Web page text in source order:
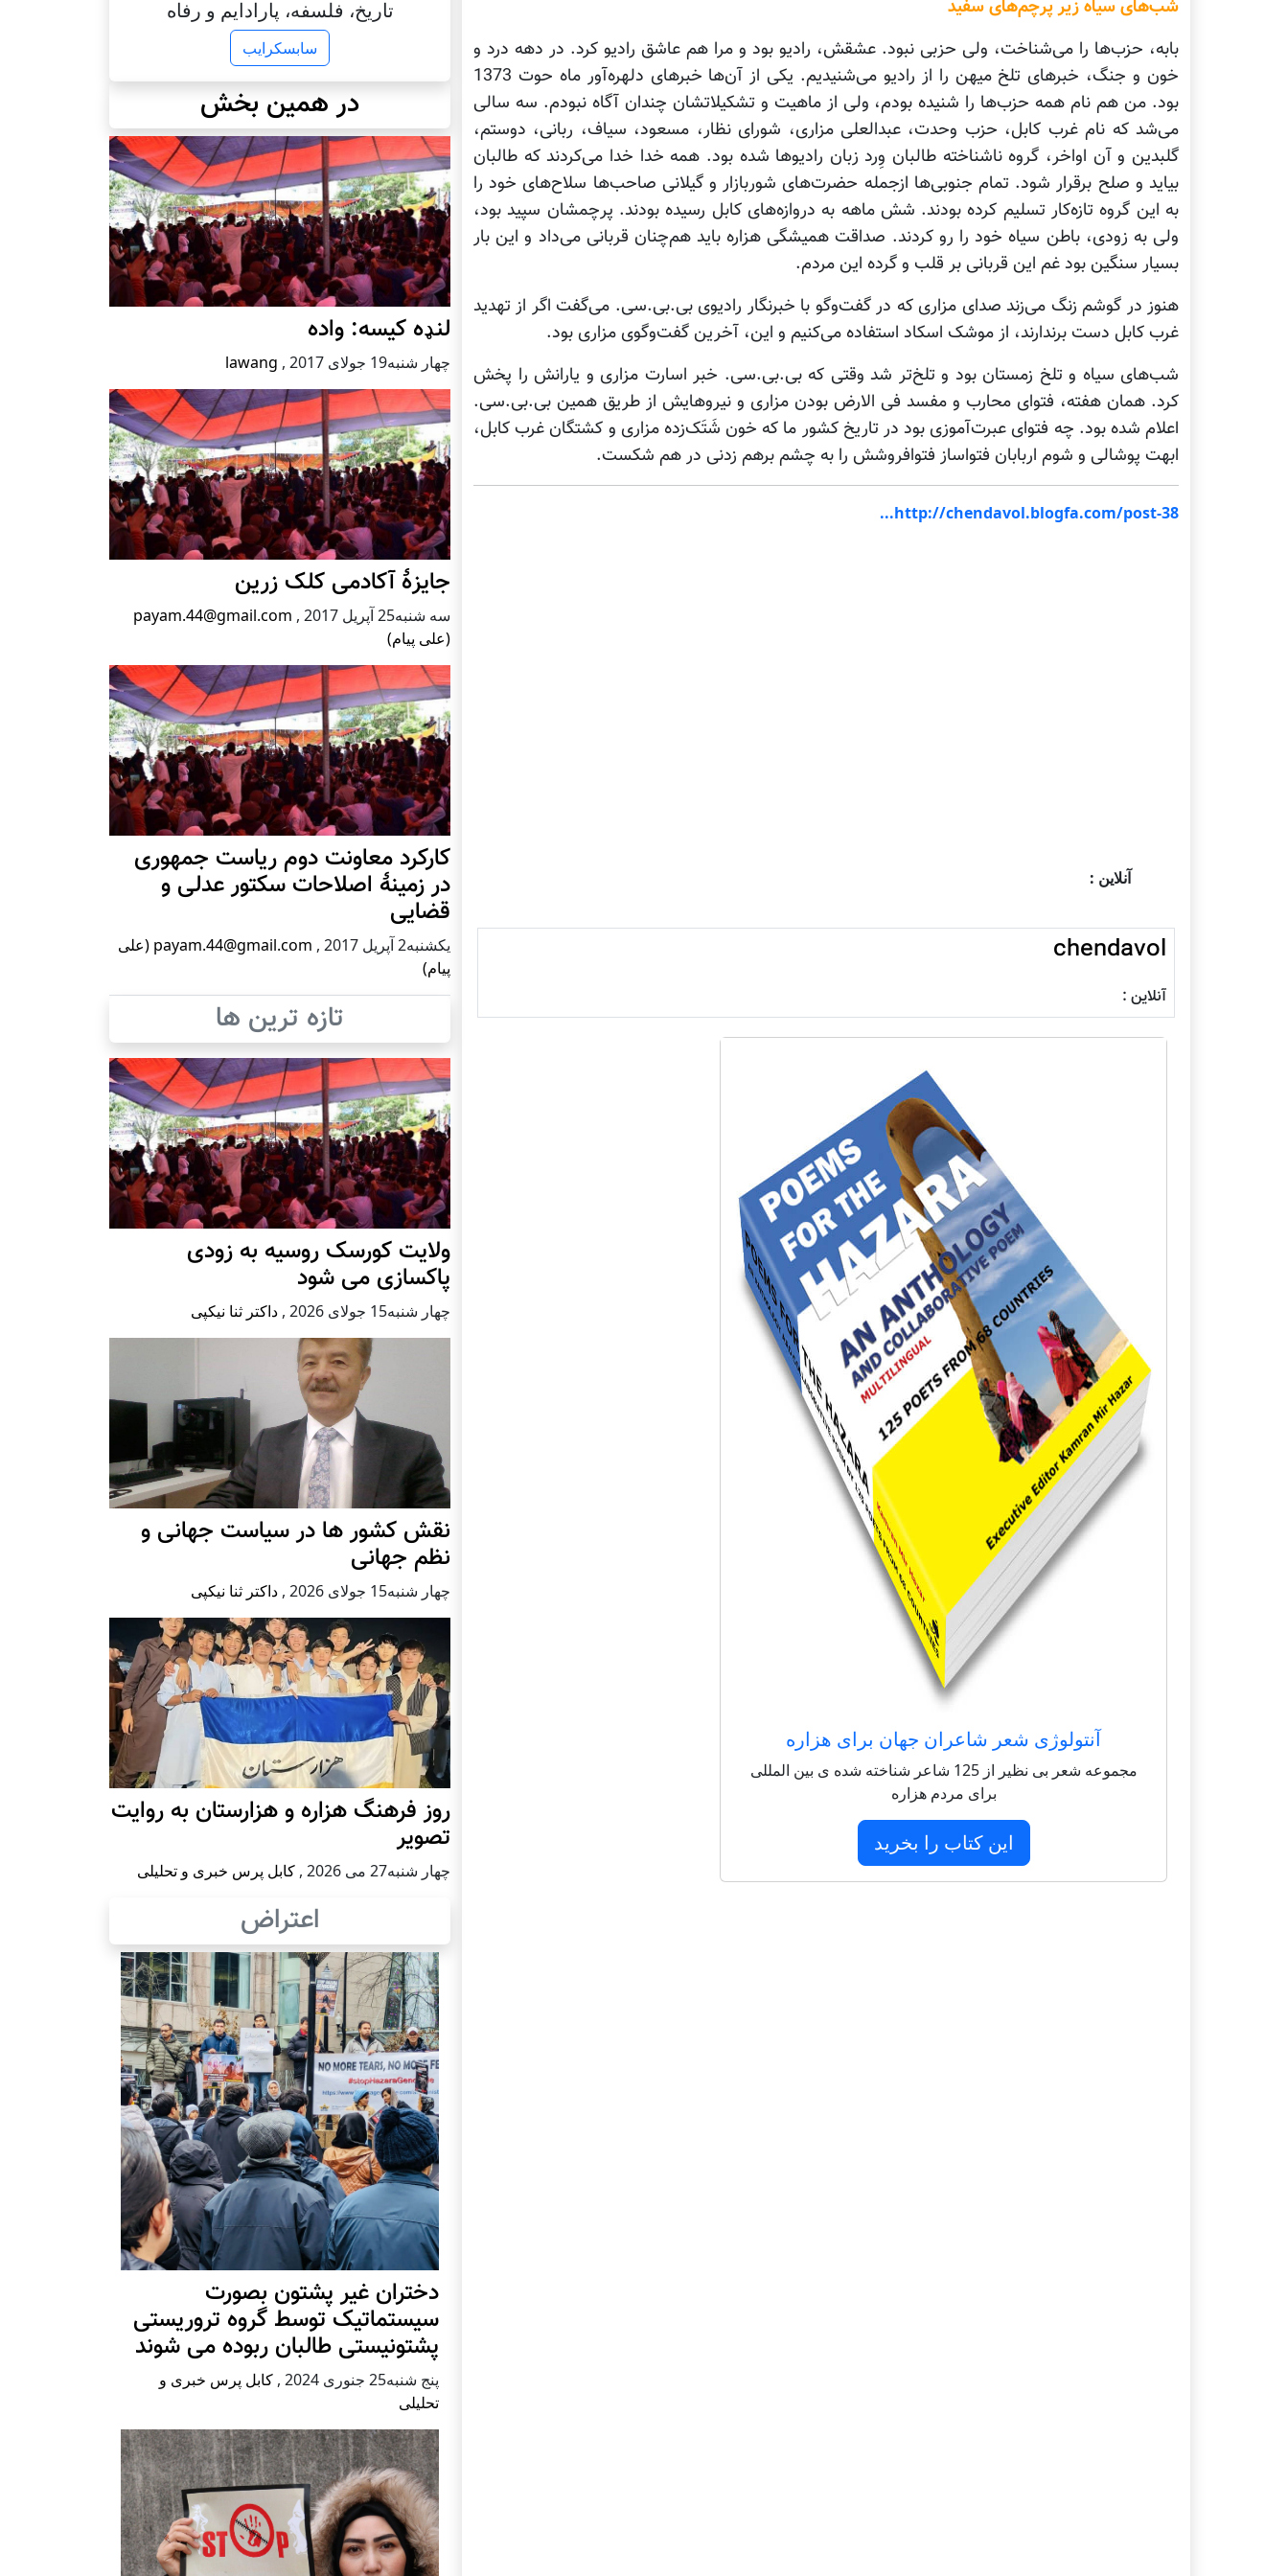
شب‌های سیاه زیر پرچم‌های سفید
بابه، حزب‌ها را می‌شناخت، ولی حزبی نبود. عشقش، رادیو بود و مرا هم عاشق رادیو کرد. در دهه درد و
خون و جنگ، خبرهای تلخ میهن را از رادیو می‌شنیدیم. یکی از آن‌ها خبرهای دلهره‌آور ماه حوت 1373
بود. من هم نام همه حزب‌ها را شنیده بودم، ولی از ماهیت و تشکیلاتشان چندان آگاه نبودم. سه سالی
می‌شد که نام غرب کابل، حزب وحدت، عبدالعلی مزاری، شورای نظار، مسعود، سیاف، ربانی، دوستم،
گلبدین و آن اواخر، گروه ناشناخته طالبان وِرد زبان رادیوها شده بود. همه خدا خدا می‌کردند که طالبان
بیاید و صلح برقرار شود. تمام جنوبی‌ها ازجمله حضرت‌های شوربازار و گیلانی صاحب‌ها سلاح‌های خود را
به این گروه تازه‌کار تسلیم کرده بودند. شش ماهه به دروازه‌های کابل رسیده بودند. پرچمشان سپید بود،
ولی به زودی، باطن سیاه خود را رو کردند. صداقت همیشگی هزاره باید هم‌چنان قربانی می‌داد و این بار
بسیار سنگین بود غم این قربانی بر قلب و گرده این مردم.
هنوز در گوشم زنگ می‌زند صدای مزاری که در گفت‌وگو با خبرنگار رادیوی بی.بی.سی. می‌گفت اگر از تهدید
غرب کابل دست برندارند، از موشک اسکاد استفاده می‌کنیم و این، آخرین گفت‌وگوی مزاری بود.
شب‌های سیاه و تلخ زمستان بود و تلخ‌تر شد وقتی که بی.بی.سی. خبر اسارت مزاری و یارانش را پخش
کرد. همان هفته، فتوای محارب و مفسد فی الارض بودن مزاری و نیروهایش از طریق همین بی.بی.سی.
اعلام شده بود. چه فتوای عبرت‌آموزی بود در تاریخ کشور ما که خون شَتَک‌زده مزاری و کشتگان غرب کابل،
ابهت پوشالی و شوم اربابان فتواساز فتوافروشش را به چشم برهم زدنی در هم شکست.
آنلاین :
http://chendavol.blogfa.com/post-38...
chendavol
آنلاین :
آنتولوژی شعر شاعران جهان برای هزاره
مجموعه شعر بی نظیر از 125 شاعر شناخته شده ی بین المللی
برای مردم هزاره
این کتاب را بخرید
تاریخ، فلسفه، پارادایم و رفاه
سابسکرایب
در همین بخش
لنډه کیسه: واده
چهار شنبه19 جولای 2017 ,
lawang
جایزۀ آکادمی کلک زرین
سه شنبه25 آپریل 2017 ,
payam.44@gmail.com
(علی پیام)
کارکرد معاونت دوم ریاست جمهوری
در زمینۀ اصلاحات سکتور عدلی و
قضایی
يكشنبه2 آپریل 2017 ,
payam.44@gmail.com (علی
پیام)
تازه ترین ها
ولایت کورسک روسیه به زودی
پاکسازی می شود
چهار شنبه15 جولای 2026 , داکتر ثنا نیکپی
نقش کشور ها در سیاست جهانی و
نظم جهانی
چهار شنبه15 جولای 2026 , داکتر ثنا نیکپی
روز فرهنگ هزاره و هزارستان به روایت
تصویر
چهار شنبه27 می 2026 , کابل پرس خبری و تحلیلی
اعتراض
دختران غیر پشتون بصورت
سیستماتیک توسط گروه تروریستی
پشتونیستی طالبان ربوده می شوند
پنج شنبه25 جنوری 2024 , کابل پرس خبری و
تحلیلی